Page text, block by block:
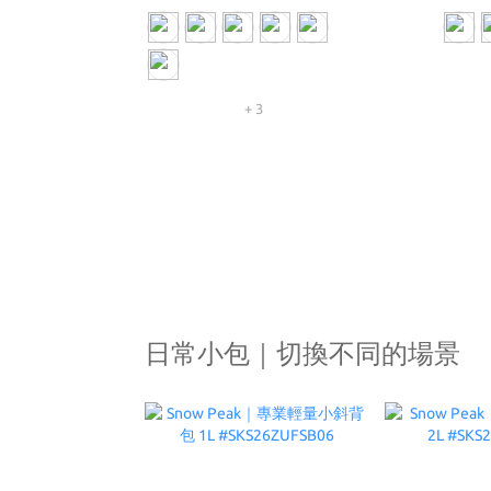
+ 3
日常小包｜切換不同的場景